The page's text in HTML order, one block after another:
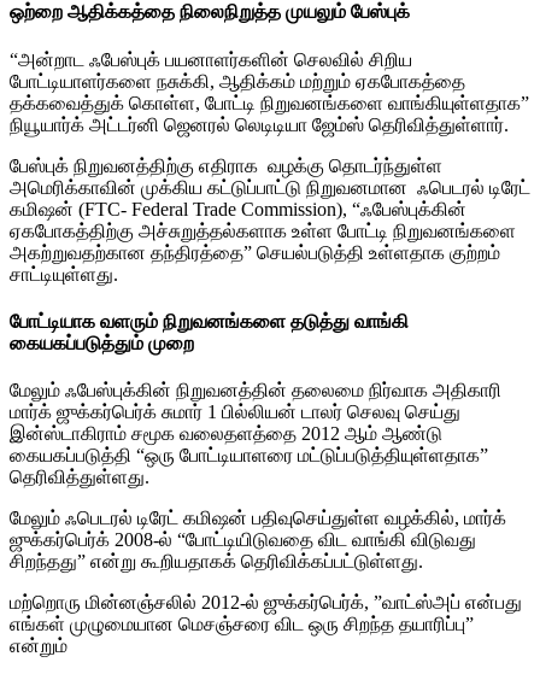
ஒற்றை ஆதிக்கத்தை நிலைநிறுத்த முயலும் பேஸ்புக்
“அன்றாட ஃபேஸ்புக் பயனாளர்களின் செலவில் சிறிய
போட்டியாளர்களை நசுக்கி, ஆதிக்கம் மற்றும் ஏகபோகத்தை
தக்கவைத்துக் கொள்ள, போட்டி நிறுவனங்களை வாங்கியுள்ளதாக”
நியூயார்க் அட்டர்னி ஜெனரல் லெடிடியா ஜேம்ஸ் தெரிவித்துள்ளார்.
பேஸ்புக் நிறுவனத்திற்கு எதிராக வழக்கு தொடர்ந்துள்ள
அமெரிக்காவின் முக்கிய கட்டுப்பாட்டு நிறுவனமான ஃபெடரல் டிரேட்
கமிஷன் (FTC- Federal Trade Commission), “ஃபேஸ்புக்கின்
ஏகபோகத்திற்கு அச்சுறுத்தல்களாக உள்ள போட்டி நிறுவனங்களை
அகற்றுவதற்கான தந்திரத்தை” செயல்படுத்தி உள்ளதாக குற்றம்
சாட்டியுள்ளது.
போட்டியாக வளரும் நிறுவனங்களை தடுத்து வாங்கி
கையகப்படுத்தும் முறை
மேலும் ஃபேஸ்புக்கின் நிறுவனத்தின் தலைமை நிர்வாக அதிகாரி
மார்க் ஜுக்கர்பெர்க் சுமார் 1 பில்லியன் டாலர் செலவு செய்து
இன்ஸ்டாகிராம் சமூக வலைதளத்தை 2012 ஆம் ஆண்டு
கையகப்படுத்தி “ஒரு போட்டியாளரை மட்டுப்படுத்தியுள்ளதாக”
தெரிவித்துள்ளது.
மேலும் ஃபெடரல் டிரேட் கமிஷன் பதிவுசெய்துள்ள வழக்கில், மார்க்
ஜுக்கர்பெர்க் 2008-ல் “போட்டியிடுவதை விட வாங்கி விடுவது
சிறந்தது” என்று கூறியதாகக் தெரிவிக்கப்பட்டுள்ளது.
மற்றொரு மின்னஞ்சலில் 2012-ல் ஜுக்கர்பெர்க், ”வாட்ஸ்அப் என்பது
எங்கள் முழுமையான மெசஞ்சரை விட ஒரு சிறந்த தயாரிப்பு”
என்றும்